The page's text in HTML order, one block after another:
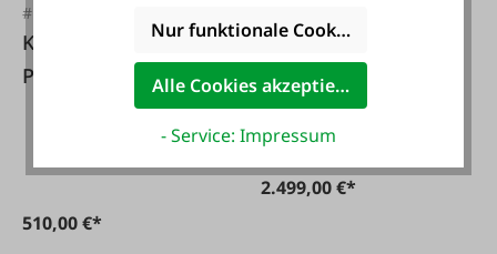
#FA129217
KERN Waagen
Plattformwaage
Plattformgröße XL
510,00 €*
Etikettierwaage mit
Drucker
2.499,00 €*
Nur funktionale Cookies akzeptieren
Alle Cookies akzeptieren
- Service: Impressum